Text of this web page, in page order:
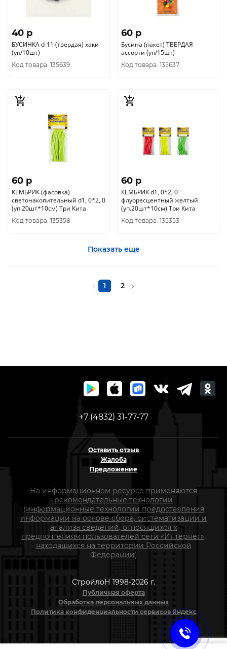
40 p
БУСИНКА d-11 (твердая) хаки
(уп/10шт)
Код товара: 135639
60 p
Бусина (пакет) ТВЕРДАЯ
ассорти (уп/15шт)
Код товара: 135637
60 p
КЕМБРИК (фасовка)
светонакопительный d1, 0*2, 0
(уп.20шт*10см) Три Кита
Код товара: 135358
60 p
КЕМБРИК d1, 0*2, 0
флуоресцентный желтый
(уп.20шт*10см) Три Кита
Код товара: 135353
Показать еще
1 2
+7 (4832) 31-77-77
Оставить отзыв
Жалоба
Предложение
На информационном ресурсе применяются
рекомендательные технологии
(информационные технологии предоставления
информации на основе сбора, систематизации и
анализа сведений, относящихся к
предпочтениям пользователей сети «Интернет»,
находящихся на территории Российской
Федерации)
СтройлоН 1998-2026 г.
Публичная оферта
Обработка персональных данных
Политика конфиденциальности сервисов Яндекс